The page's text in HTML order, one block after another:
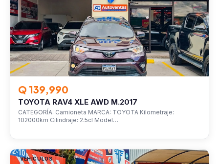
Q 139,990
TOYOTA RAV4 XLE AWD M.2017
CATEGORÍA: Camioneta MARCA: TOYOTA Kilometraje:
102000km Cilindraje: 2.5cl Model…
VEHÍCULOS